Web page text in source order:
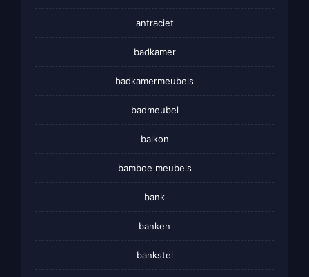
antraciet
badkamer
badkamermeubels
badmeubel
balkon
bamboe meubels
bank
banken
bankstel